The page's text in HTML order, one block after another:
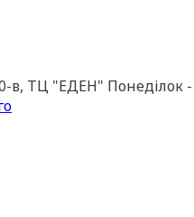
в, ТЦ "ЕДЕН" Понеділок